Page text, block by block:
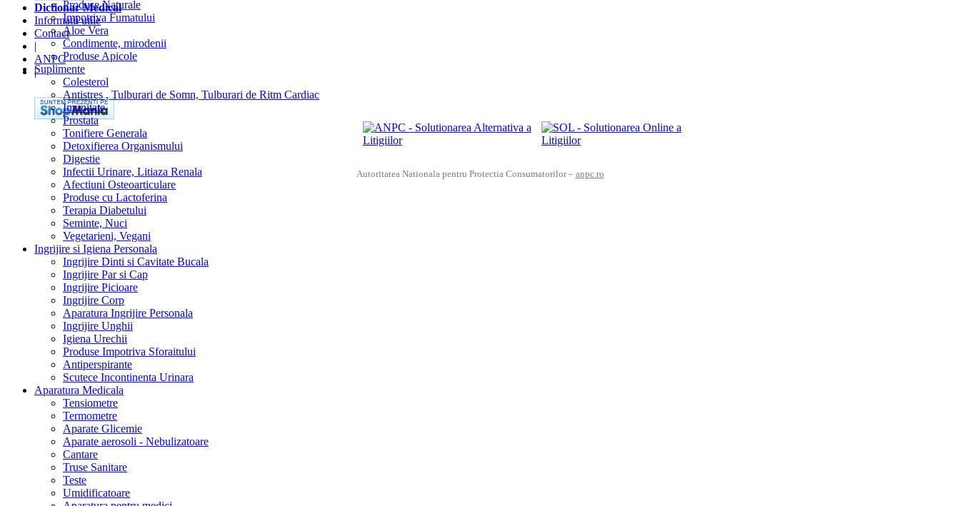
Produse Naturale
Impotriva Fumatului
Aloe Vera
Condimente, mirodenii
Produse Apicole
Suplimente
Colesterol
Antistres , Tulburari de Somn, Tulburari de Ritm Cardiac
Imunitate
Prostata
Tonifiere Generala
Detoxifierea Organismului
Digestie
Infectii Urinare, Litiaza Renala
Afectiuni Osteoarticulare
Produse cu Lactoferina
Terapia Diabetului
Seminte, Nuci
Vegetarieni, Vegani
Ingrijire si Igiena Personala
Ingrijire Dinti si Cavitate Bucala
Ingrijire Par si Cap
Ingrijire Picioare
Ingrijire Corp
Aparatura Ingrijire Personala
Ingrijire Unghii
Igiena Urechii
Produse Impotriva Sforaitului
Antiperspirante
Scutece Incontinenta Urinara
Aparatura Medicala
Tensiometre
Termometre
Aparate Glicemie
Aparate aerosoli - Nebulizatoare
Cantare
Truse Sanitare
Teste
Umidificatoare
Dictionar Medical
Informatii utile
Contact
|
ANPC
|
Autoritatea Nationala pentru Protectia Consumatorilor – anpc.ro